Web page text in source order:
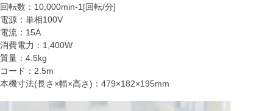
回転数：10,000min-1[回転/分]
電源：単相100V
電流：15A
消費電力：1,400W
質量：4.5kg
コード：2.5m
本機寸法(長さ×幅×高さ)：479×182×195mm